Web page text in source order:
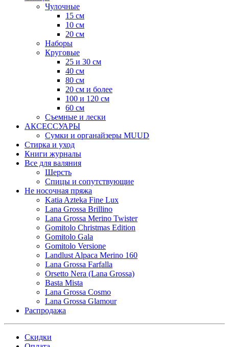
Чулочные
15 см
10 см
20 см
Наборы
Круговые
25 и 30 см
40 см
80 см
20 см и более
100 и 120 см
60 см
Съемные и лески
АКСЕССУАРЫ
Сумки и органайзеры MUUD
Стирка и уход
Книги журналы
Все для валяния
Шерсть
Спицы и сопутствующие
Не носочная пряжа
Katia Azteka Fine Lux
Lana Grossa Brillino
Lana Grossa Merino Twister
Gomitolo Christmas Edition
Gomitolo Gala
Gomitolo Versione
Landlust Alpaca Merino 160
Lana Grossa Farfalla
Orsetto Nera (Lana Grossa)
Basta Mista
Lana Grossa Cosmo
Lana Grossa Glamour
Распродажа
Скидки